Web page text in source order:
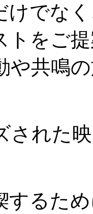
けでな
トをご
や共鳴
された
するた